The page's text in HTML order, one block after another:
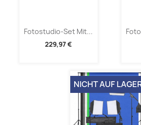
Fotostudio-Set Mit...
229,97 €
NICHT AUF